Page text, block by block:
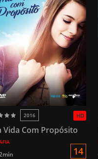
HD
2016
Vida Com Propósito
14